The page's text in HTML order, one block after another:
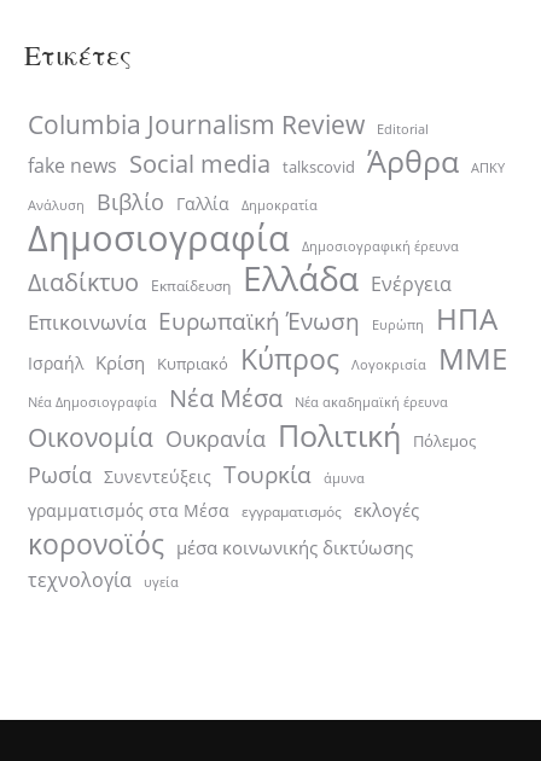
Ετικέτες
Columbia Journalism Review Editorial
fake news Social media talkscovid Άρθρα ΑΠΚΥ
Ανάλυση Βιβλίο Γαλλία Δημοκρατία
Δημοσιογραφία Δημοσιογραφική έρευνα
Διαδίκτυο Εκπαίδευση Ελλάδα Ενέργεια
Επικοινωνία Ευρωπαϊκή Ένωση Ευρώπη ΗΠΑ
Ισραήλ Κρίση Κυπριακό Κύπρος Λογοκρισία ΜΜΕ
Νέα Δημοσιογραφία Νέα Μέσα Νέα ακαδημαϊκή έρευνα
Οικονομία Ουκρανία Πολιτική Πόλεμος
Ρωσία Συνεντεύξεις Τουρκία άμυνα
γραμματισμός στα Μέσα εγγραματισμός εκλογές
κορονοϊός μέσα κοινωνικής δικτύωσης
τεχνολογία υγεία